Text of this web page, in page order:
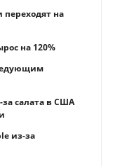
переходят на
на 120%
салата в США
из-за